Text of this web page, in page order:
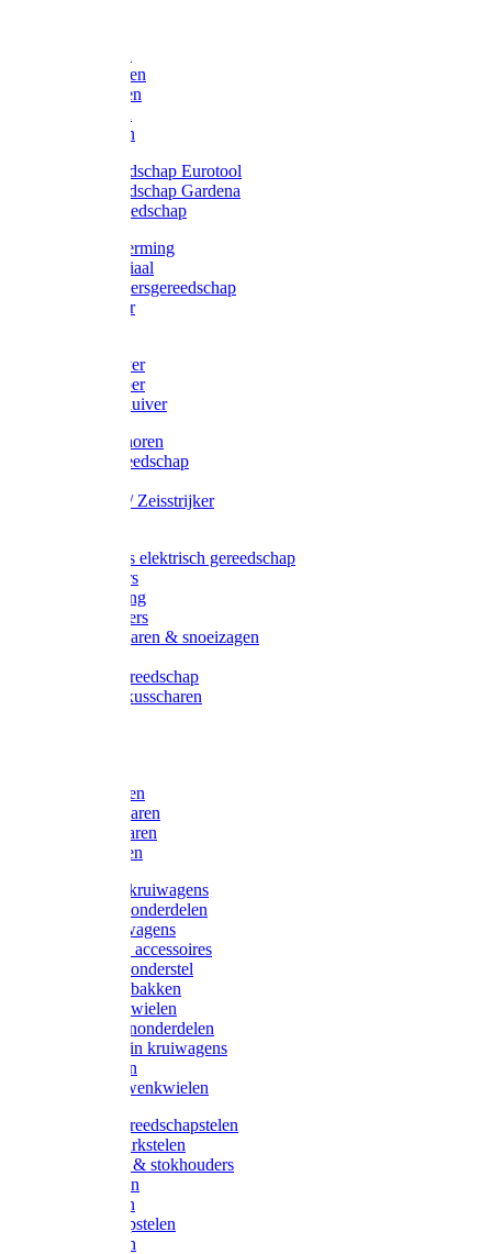
Gazonharken
Asfaltharken
Hooiharken
Handgereedschap Eurotool
Handgereedschap Gardena
Kindergereedschap
Kniebescherming
Afzetmateriaal
Stratenmakersgereedschap
Straathamer
Mestschuiver
Mestschraper
Sneeuwschuiver
Zeis toebehoren
Baggergereedschap
Wetstenen / Zeisstrijker
Accessoires elektrisch gereedschap
Grasmaaiers
Tuinreiniging
Robotmaaiers
Heggenscharen & snoeizagen
Klussen gereedschap
Gras & buxusscharen
Snoeischaren
Heggenscharen
Takkenscharen
Snoeimessen
Landbouwkruiwagens
Kruiwagenonderdelen
Bouwkruiwagens
Kruiwagen accessoires
Kruiwagenonderstel
Kruiwagenbakken
Kruiwagenwielen
Steekwagenonderdelen
Huis en Tuin kruiwagens
Steekwagen
Bok- en Zwenkwielen
Overige gereedschapstelen
Bezem-/Harkstelen
Handvaten & stokhouders
Hamerstelen
Spadestelen
Graanschopstelen
Schopstelen